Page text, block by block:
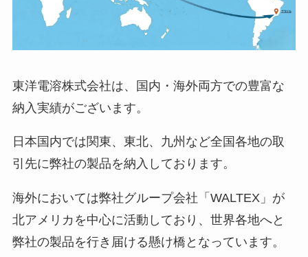
東洋電溶株式会社は、国内・海外両方での豊富な
納入実績がございます。
日本国内では関東、東北、九州など全国各地の取
引先に弊社の製品を納入しております。
海外においては弊社グループ会社「WALTEX」が
北アメリカを中心に活動しており、世界各地へと
弊社の製品を行き届ける懸け橋となっています。